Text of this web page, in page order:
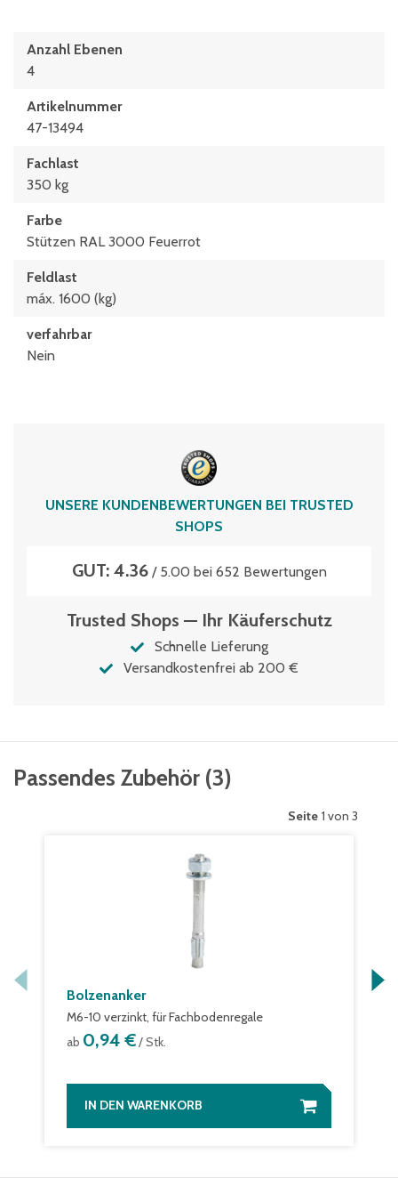
Anzahl Ebenen
4
Artikelnummer
47-13494
Fachlast
350 kg
Farbe
Stützen RAL 3000 Feuerrot
Feldlast
máx. 1600 (kg)
verfahrbar
Nein
UNSERE KUNDENBEWERTUNGEN BEI TRUSTED
SHOPS
GUT: 4.36/ 5.00 bei 652 Bewertungen
Trusted Shops — Ihr Käuferschutz
Schnelle Lieferung
Versandkostenfrei ab 200 €
Passendes Zubehör (3)
Seite 1 von 3
Bolzenanker
M6-10 verzinkt, für Fachbodenregale
ab 0,94 €/ Stk.
IN DEN WARENKORB